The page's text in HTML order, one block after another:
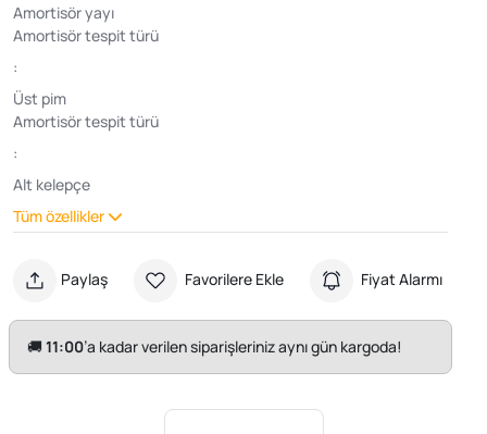
Amortisör yayı
Amortisör tespit türü
:
Üst pim
Amortisör tespit türü
:
Alt kelepçe
Tüm özellikler
Paylaş Favorilere Ekle Fiyat Alarmı
🚚11:00’a kadar verilen siparişleriniz aynı gün kargoda!